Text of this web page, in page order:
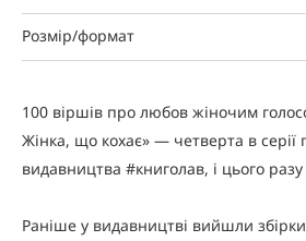
Розмір/формат
100 віршів про любов жіночим
Жінка, що кохає» — четверта в серії
видавництва #книголав, і цього
Раніше у видавництві вийшли